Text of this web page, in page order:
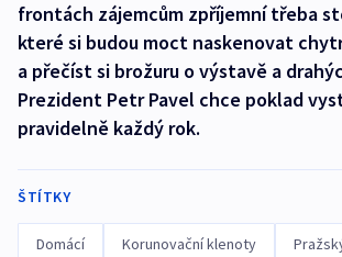
frontách zájemcům zpříjemní třeba
které si budou moct naskenovat
a přečíst si brožuru o výstavě a
Prezident Petr Pavel chce poklad
pravidelně každý rok.
ŠTÍTKY
Domácí Korunovační klenoty